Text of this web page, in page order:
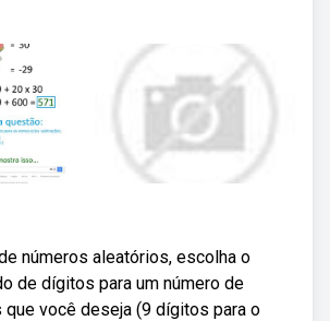
números aleatórios, escolha o
de dígitos para um número de
você deseja (9 dígitos para o